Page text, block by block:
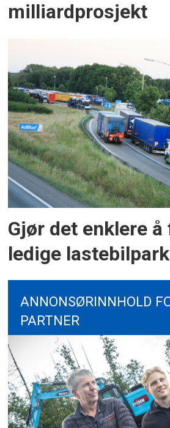
milliardprosjekt
Gjør det enklere å
ledige
ANNONSØRINNHOLD
PARTNER